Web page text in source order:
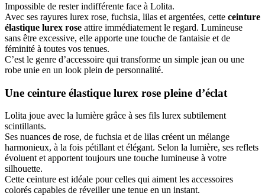
Impossible de rester indifférente face à Lolita.
Avec ses rayures lurex rose, fuchsia, lilas et argentées, cette ceinture
élastique lurex rose attire immédiatement le regard. Lumineuse
sans être excessive, elle apporte une touche de fantaisie et de
féminité à toutes vos tenues.
C’est le genre d’accessoire qui transforme un simple jean ou une
robe unie en un look plein de personnalité.
Une ceinture élastique lurex rose pleine d’éclat
Lolita joue avec la lumière grâce à ses fils lurex subtilement
scintillants.
Ses nuances de rose, de fuchsia et de lilas créent un mélange
harmonieux, à la fois pétillant et élégant. Selon la lumière, ses reflets
évoluent et apportent toujours une touche lumineuse à votre
silhouette.
Cette ceinture est idéale pour celles qui aiment les accessoires
colorés capables de réveiller une tenue en un instant.